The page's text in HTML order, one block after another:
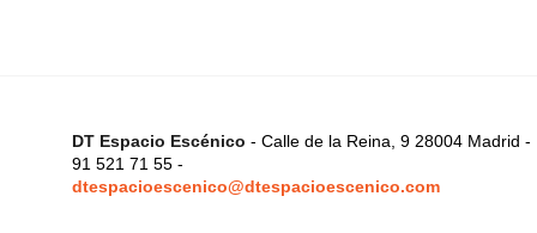
DT Espacio Escénico - Calle de la Reina, 9 28004 Madrid -
91 521 71 55 -
dtespacioescenico@dtespacioescenico.com